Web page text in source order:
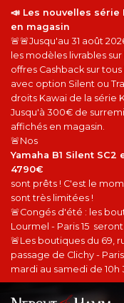
📣 Les nouvelles
en magasin
🚨🚨Jusqu'au 31 août
les modèles livrables
offres Cashback sur
avec option Silent ou
droits Kawai de la série
Jusqu'à 300€ de
affichés en magasin.
🚨Nos
Yamaha B1 Silent
4790€
sont prêts ! C'est le
sont très limitées !
🚨Congés d'été : les
Lourmel - Paris 15
🚨Les boutiques du 69,
passage de Clichy -
mardi au samedi de 10h